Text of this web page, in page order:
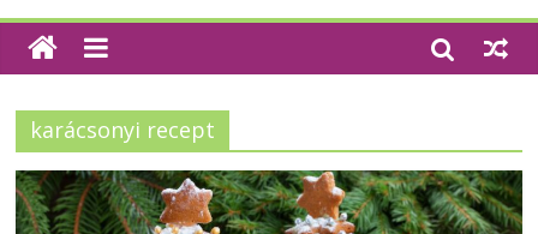
karácsonyi recept